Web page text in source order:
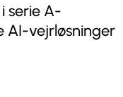
serie A-
AI-vejrløsninger